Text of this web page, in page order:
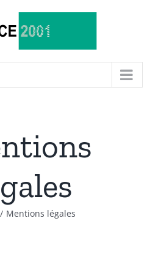
/ Mentions légales